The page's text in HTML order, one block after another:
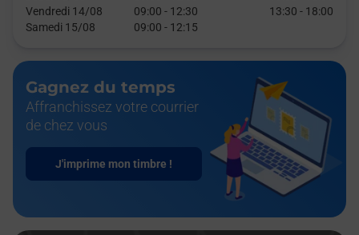
Vendredi 14/08
09:00 - 12:30 13:30 - 18:00
Samedi 15/08
09:00 - 12:15
Gagnez du temps
Affranchissez votre courrier
de chez vous
J'imprime mon timbre !